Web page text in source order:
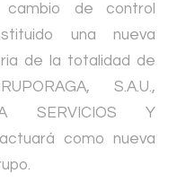
de control
una nueva
de la totalidad de
S.A.U.,
SERVICIOS Y
actuará como nueva